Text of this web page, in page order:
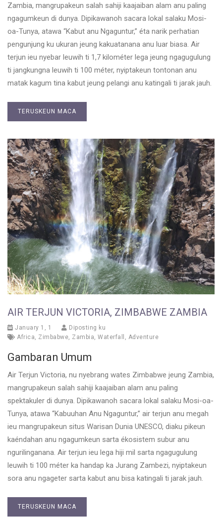
Zambia, mangrupakeun salah sahiji kaajaiban alam anu paling
ngagumkeun di dunya. Dipikawanoh sacara lokal salaku Mosi-
oa-Tunya, atawa “Kabut anu Ngaguntur,” éta narik perhatian
pengunjung ku ukuran jeung kakuatanana anu luar biasa. Air
terjun ieu nyebar leuwih ti 1,7 kilométer lega jeung ngagugulung
ti jangkungna leuwih ti 100 méter, nyiptakeun tontonan anu
matak kagum tina kabut jeung pelangi anu katingali ti jarak jauh.
TERUSKEUN MACA
AIR TERJUN VICTORIA, ZIMBABWE ZAMBIA
January 1, 1
Diposting ku
Africa, Zimbabwe, Zambia, Waterfall , Adventure
Gambaran Umum
Air Terjun Victoria, nu nyebrang wates Zimbabwe jeung Zambia,
mangrupakeun salah sahiji kaajaiban alam anu paling
spektakuler di dunya. Dipikawanoh sacara lokal salaku Mosi-oa-
Tunya, atawa “Kabuuhan Anu Ngaguntur,” air terjun anu megah
ieu mangrupakeun situs Warisan Dunia UNESCO, diaku pikeun
kaéndahan anu ngagumkeun sarta ékosistem subur anu
ngurilinganana. Air terjun ieu lega hiji mil sarta ngagugulung
leuwih ti 100 méter ka handap ka Jurang Zambezi, nyiptakeun
sora anu ngageter sarta kabut anu bisa katingali ti jarak jauh.
TERUSKEUN MACA